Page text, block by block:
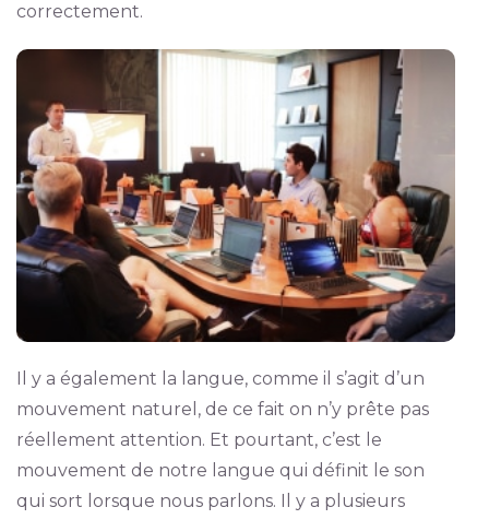
correctement.
Il y a également la langue, comme il s’agit d’un
mouvement naturel, de ce fait on n’y prête pas
réellement attention. Et pourtant, c’est le
mouvement de notre langue qui définit le son
qui sort lorsque nous parlons. Il y a plusieurs